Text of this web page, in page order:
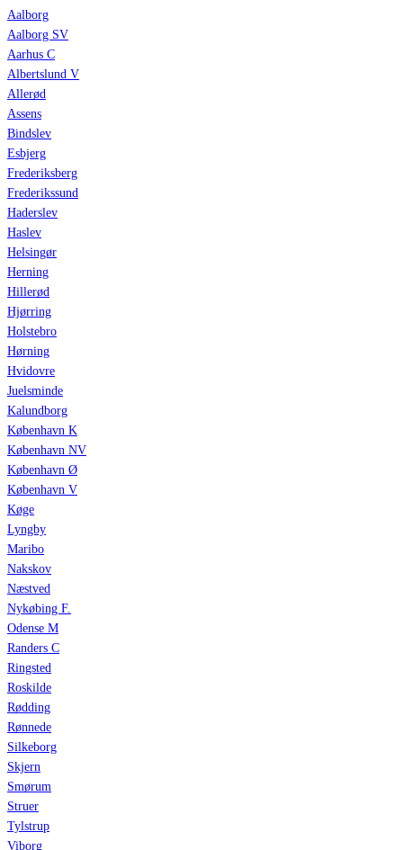
Aalborg
Aalborg SV
Aarhus C
Albertslund V
Allerød
Assens
Bindslev
Esbjerg
Frederiksberg
Frederikssund
Haderslev
Haslev
Helsingør
Herning
Hillerød
Hjørring
Holstebro
Hørning
Hvidovre
Juelsminde
Kalundborg
København K
København NV
København Ø
København V
Køge
Lyngby
Maribo
Nakskov
Næstved
Nykøbing F.
Odense M
Randers C
Ringsted
Roskilde
Rødding
Rønnede
Silkeborg
Skjern
Smørum
Struer
Tylstrup
Viborg